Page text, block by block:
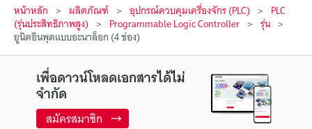
หน้าหลัก ผลิตภัณฑ์ อุปกรณ์ควบคุมเครื่องจักร (PLC) PLC
(รุ่นประสิทธิภาพสูง) Programmable Logic Controller รุ่น
ยูนิตอินพุตแบบอะนาล็อก (4 ช่อง)
เพื่อดาวน์โหลดเอกสารได้ไม่
จำกัด
สมัครสมาชิก